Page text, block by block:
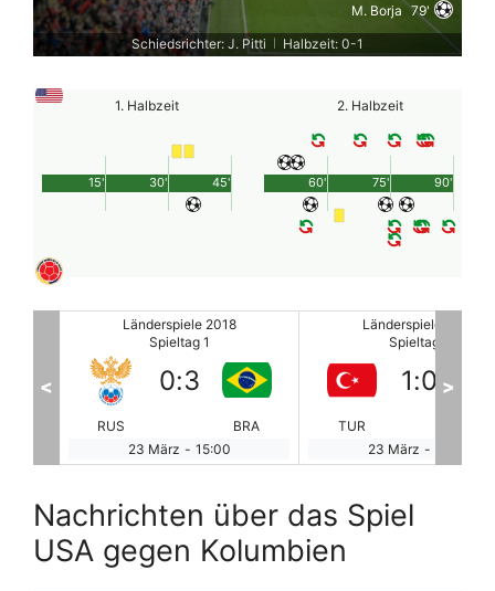
M. Borja 79'
Schiedsrichter: J. Pitti
Halbzeit: 0-1
1. Halbzeit
45'
15' 30'
2. Halbzeit
90'
60' 75'
Länderspiele 2018
Spieltag 1
TUR
1:0
IRE
23 März - 16:30
Länderspiele 2018
Spieltag 1
GRE
0:1
23 März -
< >
Nachrichten über das Spiel
USA gegen Kolumbien